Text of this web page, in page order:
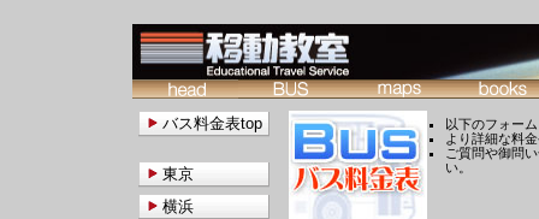
以下のフォー
より詳細な料
ご質問や御問
い。
バス料金表top
東京
横浜